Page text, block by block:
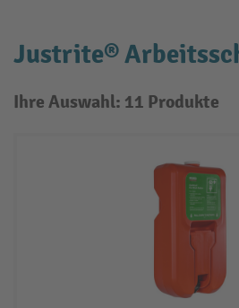
Justrite®
Ihre Auswahl: 11 Produkte